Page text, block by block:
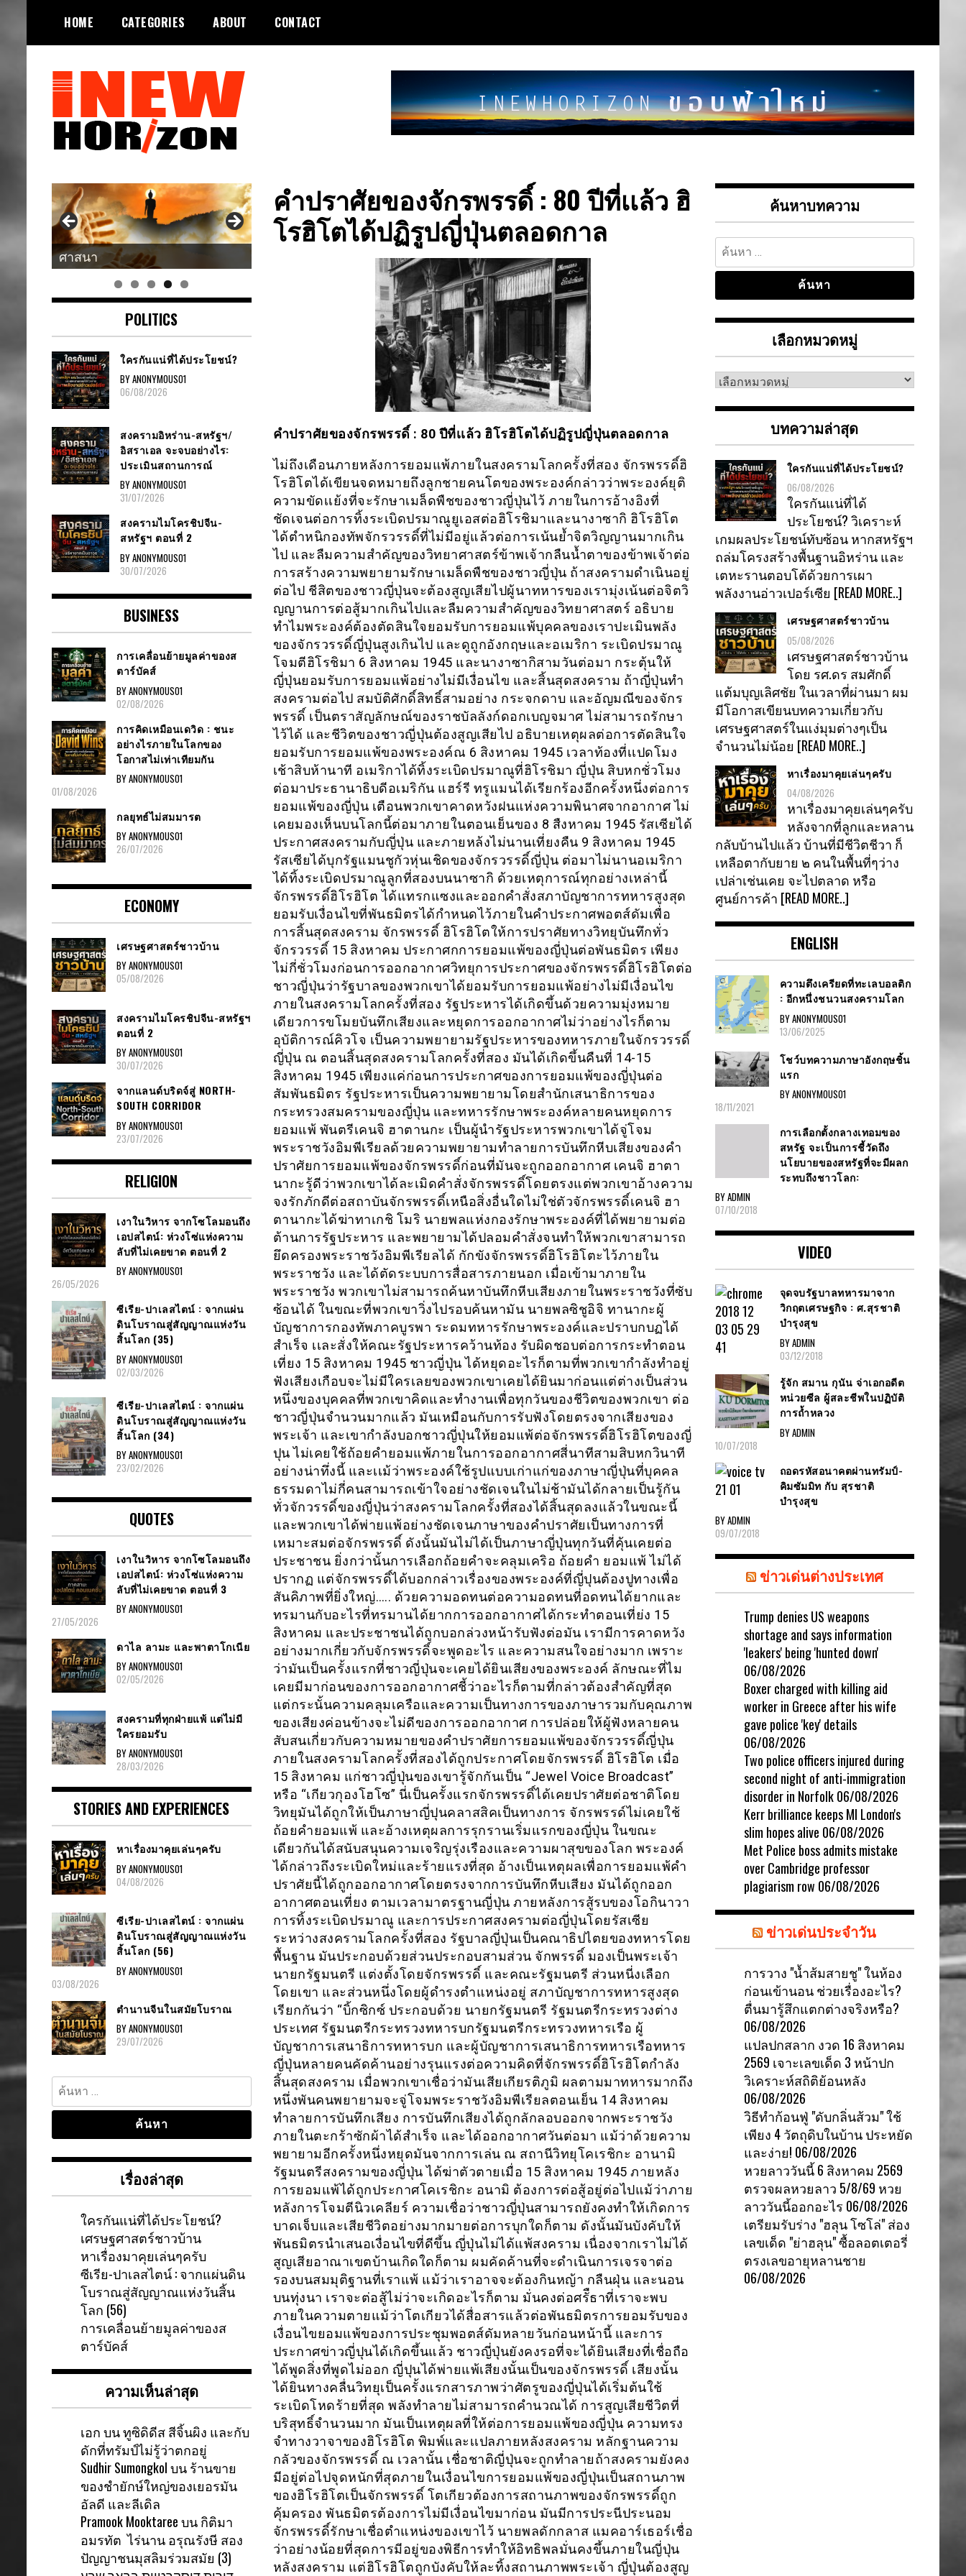
content
HOME CATEGORIES ABOUT CONTACT
INEWHORIZON
คำปราศัยของจักรพรรดิ์ : 80 ปีที่เเล้ว ฮิ
โรฮิโตได้ปฏิรูปญี่ปุ่นตลอดกาล
คำปราศัยของจักรพรรดิ์ : 80 ปีที่เเล้ว ฮิโรฮิโตได้ปฏิรูปญี่ปุ่นตลอดกาล
ไม่ถึงเดือนภายหลังการยอมแพ้ภายในสงครามโลกครั้งที่สอง จักรพรรดิ์ฮิ
โรฮิโตได้เขียนจดหมายถึงลูกชายคนโตของพระองค์กล่าวว่าพระองค์ยุติ
ความขัดเเย้งที่จะรักษาเมล็ดพืชของชาวญี่ปุ่นไว้ ภายในการอ้างอิงที่
ชัดเจนต่อการทิ้งระเบิดปรมาณูยูเอสต่อฮิโรชิมาและนางาซากิ ฮิโรฮิโต
ได้ตำหนิกองทัพจักรวรรดิ์ที่ไม่มีอยู่แล้วต่อการเน้นย้ำจิตวิญญานมากเกิน
ไป และลืมความสำคัญของวิทยาศาสตร์ข้าพเจ้ากลืนน้ำตาของข้าพเจ้าต่อ
การสร้างความพยายามรักษาเมล็ดพืชของชาวญี่ปุ่น ถ้าสงครามดำเนินอยู่
ต่อไป ชีสิตของชาวญี่ปุ่นจะต้องสูญเสียไปผู้นาทหารของเรามุ่งเน้นต่อจิตวิ
ญญานการต่อสู้มากเกินไปเเละลืมความสำคัญของวิทยาศาสตร์ อธิบาย
ทำไมพระองค์ต้องตัดสินใจยอมรับการยอมแพ้บุคคลของเราปะเมินพลัง
ของจักรวรรดิ์ญี่ปุ่นสูงเกินไป และดูถูกอังกฤษและอเมริกา ระเบิดปรมาณู
โจมตีฮิโรชิมา 6 สิงหาคม 1945 และนางาซากิสามวันต่อมา กระตุ้นให้
ญี่ปุ่นยอมรับการยอมแพ้อย่างไม่มีเงื่อนไข และสิ้นสุดสงคราม ถ้าญี่ปุ่นทำ
สงครามต่อไป สมบัติศักดิ์สิทธิ์สามอย่าง กระจกดาบ และอัญมณีของจักร
พรรดิ์ เป็นตราสัญลักษณ์ของราชบัลลังก์ดอกเบญจมาศ ไม่สามารถรักษา
ไว้ได้ และชีวิตของชาวญี่ปุ่นต้องสูญเสียไป อธิบายเหตุผลต่อการตัดสินใจ
ยอมรับการยอมแพ้ของพระองค์ณ 6 สิงหาคม 1945 เวลาท้องที่เเปดโมง
เช้าสิบห้านาที อเมริกาได้ทิ้งระเบิดปรมาณูที่ฮิโรชิมา ญี่ปุ่น สิบหกชั่วโมง
ต่อมาประธานาธิบดีอเมริกัน แฮร์รี ทรูแมนได้เรียกร้องอีกครั้งหนึ่งต่อการ
ยอมแพ้ของญี่ปุ่น เตือนพวกเขาคาดหวังฝนแห่งความพินาศจากอากาศ ไม่
เคยมองเห็นบนโลกนี้ต่อมาภายในตอนเย็นของ 8 สืงหาคม 1945 รัสเซียได้
ประกาศสงครามกับญี่ปุ่น และภายหล้งไม่นานเที่ยงคืน 9 สิงหาคม 1945
รัสเซียได้บุกรัฐแมนชูกัวหุ่นเชิดของจักรวรรดิ์ญี่ปุ่น ต่อมาไม่นานอเมริกา
ได้ทิ้งระเบิดปรมาณูลูกที่สองบนนาซากิ ด้วยเหตุการณ์ทุกอย่างเหล่านี้
จักรพรรดิ์ฮิโรฮิโต ได้แทรกแซงและออกคำสั่งสภาบัญชาการทหารสูงสุด
ยอมรับเงื่อนไขที่พันธมิตรได้กำหนดไว้ภายในคำประกาศพอตส์ดัมเพื่อ
การสิ้นสุดสงคราม จักรพรรดิ์ ฮิโรฮิโตให้การปราศัยทางวิทยุบันทึกทั่ว
จักรวรรดิ์ 15 สิงหาคม ประกาศกการยอมแพ้ของญี่ปุ่นต่อพันธมิตร เพียง
ไม่กี่ชั่วโมงก่อนการออกอากาศวิทยุการประกาศของจักรพรรดิ์ฮิโรฮิโตต่อ
ชาวญี่ปุ่นว่ารัฐบาลของพวกเขาได้ยอมรับการยอมแพ้อย่างไม่มีเงื่อนไข
ภายในสงครามโลกครั้งที่สอง รัฐประหารได้เกิดขึ้นด้วยความมุ่งหมาย
เดียวการขโมยบันทึกเสียงและหยุดการออกอากาศไม่ว่าอย่างไรก็ตาม
อุบัติการณ์คิวโจ เป็นความพยายามรัฐประหารของทหารภายในจักรวรรดิ์
ญี่ปุ่น ณ ตอนสิ้นสุดสงครามโลกครั้งที่สอง มันได้เกิดขึ้นคืนที่ 14-15
สิงหาคม 1945 เพียงแค่ก่อนการประกาศของการยอมแพ้ของญี่ปุ่นต่อ
สัมพันธมิตร รัฐประหารเป็นความพยายามโดยสำนักเสนาธิการของ
กระทรวงสมครามของญี่ปุ่น และทหารรักษาพระองค์หลายคนหยุดการ
ยอมแพ้ พันตรีเคนจิ ฮาตานกะ เป็นผู้นำรัฐประหารพวกเขาได้จู่โจม
พระราชวังอิมพีเรียลด้วยความพยายามทำลายการบันทึกหีบเสียงของคำ
ปราศัยการยอมแพ้ของจักรพรรดิ์ก่อนที่มันจะถูกออกอากาศ เคนจิ ฮาตา
นากะรู้ดีว่าพวกเขาได้ละเมิดคำสั่งจักรพรรดิ์โดยตรงแต่พวกเขาอ้างความ
จงรักภักดีต่อสถาบันจักรพรรดิ์เหนือสิ่งอื่นใดไม่ใช่ตัวจักรพรรดิ์เคนจิ ฮา
ตานากะได้ฆ่าทาเกชิ โมริ นายพลแห่งกองรักษาพระองค์ที่ได้พยายามต่อ
ต้านการรัฐประหาร และพยายามได้ปลอมคำสั่งจนทำให้พวกเขาสามารถ
ยึดครองพระราชวังอิมพีเรียลได้ กักขังจักรพรรดิ์ฮิโรฮิโตะไว้ภายใน
พระราชวัง และได้ตัดระบบการสื่อสารภายนอก เมื่อเข้ามาภายใน
พระราชวัง พวกเขาไม่สามารถค้นหาบันทึกหีบเสียงภายในพระราชวังที่ซับ
ซ้อนได้ ในขณะที่พวกเขาวิ่งไปรอบค้นหามัน นายพลซิชูอิจิ ทานากะผู้
บัญชาการกองทัพภาคบูรพา ระดมทหารรักษาพระองค์และปราบกบฏได้
สำเร็จ เเละสั่งให้คณะรัฐประหารคว้านท้อง รับผิดชอบต่อการกระทำตอน
เที่ยง 15 สิงหาคม 1945 ชาวญี่ปุ่น ได้หยุดอะไรก็ตามที่พวกเขากำลังทำอยู่
ฟังเสียงเกือบจะไม่มีใครเลยของพวกเขาเคยได้ยินมาก่อนแต่ต่างเป็นส่วน
หนึ่งของบุคคลที่พวกเขาคิดและทำงานเพื่อทุกวันของชีวิตของพวกเขา ต่อ
ชาวญี่ปุ่นจำนวนมากแล้ว มันเหมือนกับการรับฟังโดยตรงจากเสียงของ
พระเจ้า และเขากำลังบอกชาวญี่ปุ่นให้ยอมแพ้ต่อจักรพรรดิ์ฮิโรฮิโตของญี่
ปุน ไม่เคยใช้ถ้อยคำยอมแพ้ภายในการออกอากาศสี่นาทีสามสิบหกวินาที
อย่างน่าทึ่งนี้ และเเม้ว่าพระองค์ใช้รูปแบบเก่าแก่ของภาษาญี่ปุ่นที่บุคคล
ธรรมดาไม่กี่คนสามารถเข้าใจอย่างชัดเจนในไม่ช้ามันได้กลายเป็นรู้กัน
ทั่วจักวรรดิ์ของญี่ปุ่นว่าสงครามโลกครั้งที่สองได้สิ้นสุดลงแล้วในขณะนี้
และพวกเขาได้พ่ายแพ้อย่างชัดเจนภาษาของคำปราศัยเป็นทางการที่
เหมาะสมต่อจักรพรรดิ์ ดังนั้นมันไม่ได้เป็นภาษาญี่ปุ่นทุกวันที่คุ้นเคยต่อ
ประชาชน ยิ่งกว่านั้นการเลือกถ้อยคำจะคลุมเคริอ ถ้อยคำ ยอมแพ้ ไม่ได้
ปรากฏ แต่จักรพรรดิ์ได้บอกกล่าวเรื่องของพระองค์ที่ญี่ปุนต้องปูทางเพื่อ
สันคิภาพที่ยิ่งใหญ่….. ด้วยความอดทนต่อความอดทนที่อดทนได้ยากและ
ทรมานกับอะไรที่ทรมานได้ยากการออกอากาศได้กระทำตอนเที่ย่ง 15
สิงหาคม และประชาชนได้ถูกบอกล่วงหน้ารับฟังต่อมัน เรามีการคาดหวัง
อย่างมากเกี่ยวกับจักรพรรดิ์จะพูดอะไร และความสนใจอย่างมาก เพราะ
ว่ามันเป็นครั้งแรกที่ชาวญี่ปุ่นจะเคยได้ยินเสียงของพระองค์ ลักษณะที่ไม
เคยมีมาก่อนของการออกอากาศชี้ว่าอะไรก็ตามที่กล่าวต้องสำคัญที่สุด
แต่กระนั้นความคลุมเครือและความเป็นทางการของภาษารวมกับคุณภาพ
ของเสียงค่อนข้างจะไม่ดีของการออกอากาศ การปล่อยให้ผู้ฟังหลายคน
สับสนเกี่ยวกับความหมายของคำปราศัยการยอมแพ้ของจักรวรรดิ์ญี่ปุ่น
ภายในสงครามโลกครั้งที่สองได้ถูกประกาศโดยจักรพรรดิ์ ฮิโรฮิโต เมื่อ
15 สิงหาคม แก่ชาวญี่ปุ่นของเขารู้จักกันเป็น “Jewel Voice Broadcast”
หรือ “เกียวกุองโฮโซ” นี่เป็นครั้งแรกจักรพรรดิ์ได้เคยปราศัยต่อชาติโดย
วิทยุมันได้ถูกให้เป็นภาษาญี่ปุนคลาสสิคเป็นทางการ จักรพรรด์ไม่เคยใช้
ถ้อยคำยอมแพ้ และอ้างเหตุผลการรุกรานเริ่มแรกของญี่ปุ่น ในขณะ
เดียวกันได้สนับสนุนความเจริญรุ่งเรืองและความผาสุขของโลก พระองค์
ได้กล่าวถึงระเบิดใหม่และร้ายแรงที่สุด อ้างเป็นเหตุผลเพื่อการยอมแพ้คำ
ปราศัยนี้ได้ถูกออกอากาศโดยตรงจากการบันทึกหีบเสียง มันได้ถูกออก
อากาศตอนเที่ยง ตามเวลามาตรฐานญี่ปุ่น ภายหลังการสู้รบของโอกินาวา
การทิ้งระเบิดปรมาณู และการประกาศสงครามต่อญี่ปุ่นโดยรัสเซีย
ระหว่างสงครามโลกครั้งที่สอง รัฐบาลญี่ปุ่นเป็นคณาธิปไตยของทหารโดย
พื้นฐาน มันประกอบด้วยส่วนประกอบสามส่วน จักพรรดิ์ มองเป็นพระเจ้า
นายกรัฐมนตรี แต่งตั้งโดยจักรพรรดิ์ และคณะรัฐมนตรี ส่วนหนี่งเลือก
โดยเขา และส่วนหนึ่งโดยผู้ดำรงตำแหน่งอยู่ สภาบัญชาการทหารสูงสุด
เรียกกันว่า “บิ้กซิกซ์ ประกอบด้วย นายกรัฐมนตรี รัฐมนตรีกระทรวงต่าง
ประเทศ รัฐมนตรีกระทรวงทหารบกรัฐมนตรีกระทรวงทหารเรือ ผู้
บัญชาการเสนาธิการทหารบก และผู้บัญชาการเสนาธิการทหารเรือทหาร
ญี่ปุ่นหลายคนคัดค้านอย่างรุนแรงต่อความคิดที่จักรพรรดิ์ฮิโรฮิโตกำลัง
สิ้นสุดสงคราม เมื่อพวกเขาเชื่อว่ามันเสียเกียรติภูมิ ผลตามมาทหารมากถึง
หนึ่งพันคนพยายามจะจู่โจมพระราชวังอิมพีเรียลตอนเย็น 14 สิงหาคม
ทำลายการบันทึกเสียง การบันทึกเสียงได้ถูกลักลอบออกจากพระราชวัง
ภายในตะกร้าซักผ้าได้สำเร็จ และได้ออกอากาศวันต่อมา แม้ว่าด้วยความ
พยายามอีกครั้งหนึ่งหยุดมันจากการเล่น ณ สถานีวิทยุโคเรชิกะ อานามิ
รัฐมนตรีสงครามของญี่ปุ่น ได้ฆ่าตัวตายเมื่อ 15 สิงหาคม 1945 ภายหลัง
การยอมแพ้ได้ถูกประกาศโคเรชิกะ อนามิ ต้องการต่อสู้อยู่ต่อไปแม้ว่าภาย
หลังการโจมตีนิวเคลียร์ ความเชื่อว่าชาวญี่ปุ่นสามารถยังคงทำให้เกิดการ
บาดเจ็บและเสียชีวิตอย่างมากมายต่อการบุกใดก็ตาม ดังนั้นมันบังคับให้
พันธมิตรนำเสนอเงื่อนไขที่ดีขึ้น ญี่ปุ่นไม่ได้แพ้สงคราม เนื่องจากเราไม่ได้
สูญเสียอาณาเขตบ้านเกิดใดก็ตาม ผมคัดค้านที่จะดำเนินการเจรจาต่อ
รองบนสมมุติฐานที่เราแพ้ แม้ว่าเราอาจจะต้องกินหญ้า กลืนฝุ่น และนอน
บนทุ่งนา เราจะต่อสู้ไม่ว่าจะเกิดอะไรก็ตาม มั่นคงต่อศรัืธาที่เราจะพบ
ภายในความตายแม้ว่าโตเกียวได้สื่อสารแล้วต่อพันธมิตรการยอมรับของ
เงื่อนไขยอมแพ้ของการประชุมพอตส์ดัมหลายวันก่อนหน้านี้ และการ
ประกาศข่าวญี่ปุนได้เกิดขึ้นแล้ว ชาวญี่ปุ่นยังคงรอที่จะได้ยินเสียงที่เชื่อถือ
ได้พูดสิ่งที่พูดไม่ออก ญี่ปุนได้พ่ายแพ้เสียงนั้นเป็นของจักรพรรดิ์ เสียงนั้น
ได้ยินทางคลื่นวิทยุเป็นครั้งแรกสารภาพว่าศัตรูของญี่ปุ่นได้เริ่มต้นใช้
ระเบิดโหดร้ายที่สุด พลังทำลายไม่สามารถคำนวณได้ การสูญเสียชีวิตที่
บริสุทธิ์จำนวนมาก มันเป็นเหตุผลที่ให้ต่อการยอมแพ้ของญี่ปุ่น ความทรง
จำทางวาจาของฮิโรฮิโต พิมพ์และเเปลภายหลังสงคราม หลักฐานความ
กลัวของจักรพรรดิ์ ณ เวลานั้น เชื่อชาติญี่ปุ่นจะถูกทำลายถ้าสงครามยังคง
มีอยู่ต่อไปจุดหนักที่สุดภายในเงื่อนไขการยอมแพ้ของญี่ปุ่นเป็นสถานภาพ
ของฮิโรฮิโตเป็นจักรพรรดิ์ โตเกียวต้องการสถานภาพของจักรพรรดิ์ถูก
คุ้มครอง พันธมิตรต้องการไม่มีเงื่อนไขมาก่อน มันมีการประนีประนอม
จักรพรรดิ์รักษาเชื่อตำแหน่งของเขาไว้ นายพลดักกลาส แมคอาร์เธอร์เชื่อ
ว่าอย่างน้อยที่สุดการมีอยู่ของพิธีการทำให้อิทธิพลมั่นคงขึ้นภายในญี่ปุ่น
หลังสงคราม แต่ฮิโรฮิโตถูกบังคับให้ละทิ้งสถานภาพพระเจ้า ญี่ปุ่นต้องสูญ
ศาสนา
POLITICS
ใครกันแน่ที่ได้ประโยชน์?
BY ANONYMOUS01
06/08/2026
สงครามอิหร่าน-สหรัฐฯ/
อิสราเอล จะจบอย่างไร:
ประเมินสถานการณ์
BY ANONYMOUS01
31/07/2026
สงครามไมโครชิปจีน-
สหรัฐฯ ตอนที่ 2
BY ANONYMOUS01
30/07/2026
BUSINESS
การเคลื่อนย้ายมูลค่าของส
ตาร์บัคส์
BY ANONYMOUS01
02/08/2026
การคิดเหมือนเดวิด : ชนะ
อย่างไรภายในโลกของ
โอกาสไม่เท่าเทียมกัน
BY ANONYMOUS01
01/08/2026
กลยุทธ์ไม่สมมารต
BY ANONYMOUS01
26/07/2026
ECONOMY
เศรษฐศาสตร์ชาวบ้าน
BY ANONYMOUS01
05/08/2026
สงครามไมโครชิปจีน-สหรัฐฯ
ตอนที่ 2
BY ANONYMOUS01
30/07/2026
จากแลนด์บริดจ์สู่ NORTH-
SOUTH CORRIDOR
BY ANONYMOUS01
23/07/2026
RELIGION
เงาในวิหาร จากโซโลมอนถึง
เอปสไตน์: ห่วงโซ่แห่งความ
ลับที่ไม่เคยขาด ตอนที่ 2
BY ANONYMOUS01
26/05/2026
ซีเรีย​-ปาเลสไตน์​ : จากแผ่น
ดินโบราณสู่สัญญาณ​แห่งวัน
สิ้นโลก​ (35)
BY ANONYMOUS01
02/03/2026
ซีเรีย​-ปาเลสไตน์​ : จากแผ่น
ดินโบราณสู่สัญญาณ​แห่งวัน
สิ้นโลก​ (34)
BY ANONYMOUS01
23/02/2026
QUOTES
เงาในวิหาร จากโซโลมอนถึง
เอปสไตน์: ห่วงโซ่แห่งความ
ลับที่ไม่เคยขาด ตอนที่ 3
BY ANONYMOUS01
27/05/2026
ดาไล ลามะ และพาตาโกเนีย
BY ANONYMOUS01
02/05/2026
สงครามที่ทุกฝ่ายแพ้ แต่ไม่มี
ใครยอมรับ
BY ANONYMOUS01
28/03/2026
STORIES AND EXPERIENCES
หาเรื่องมาคุยเล่นๆครับ
BY ANONYMOUS01
04/08/2026
ซีเรีย-ปาเลสไตน์ : จากแผ่น
ดินโบราณสู่สัญญาณแห่งวัน
สิ้นโลก (56)
BY ANONYMOUS01
03/08/2026
ตำนานจีนในสมัยโบราณ
BY ANONYMOUS01
29/07/2026
ค้นหา
สำหรับ:
เรื่องล่าสุด
ใครกันแน่ที่ได้ประโยชน์?
เศรษฐศาสตร์ชาวบ้าน
หาเรื่องมาคุยเล่นๆครับ
ซีเรีย-ปาเลสไตน์ : จากแผ่นดิน
โบราณสู่สัญญาณแห่งวันสิ้น
โลก (56)
การเคลื่อนย้ายมูลค่าของส
ตาร์บัคส์
ความเห็นล่าสุด
เอกบนทูซิดิดีส สีจิ้นผิง และกับ
ดักที่ทรัมป์ไม่รู้ว่าตกอยู่
Sudhir Sumongkolบนร้านขาย
ของชำยักษ์ใหญ่ของเยอรมัน
อัลดี และลีเดิล
Pramook Mooktareeบนกิติมา
อมรทัต ไร่นาน อรุณรังษี สอง
ปัญญาชนมุสลิมร่วมสมัย (3)
ค้นหาบทความ
ค้นหา
สำหรับ:
เลือกหมวดหมู่
เลือก
หมู่
บทความล่าสุด
ใครกันแน่ที่ได้ประโยชน์?
06/08/2026
ใครกันแน่ที่ได้
ประโยชน์? วิเคราะห์
เกมผลประโยชน์ทับซ้อน หากสหรัฐฯ
ถล่มโครงสร้างพื้นฐานอิหร่าน และ
เตหะรานตอบโต้ด้วยการเผา
พลังงานอ่าวเปอร์เซีย [READ MORE..]
เศรษฐศาสตร์ชาวบ้าน
05/08/2026
เศรษฐศาสตร์ชาวบ้าน
โดย รศ.ดร สมศักดิ์
แต้มบุญเลิศชัย ในเวลาที่ผ่านมา ผม
มีโอกาสเขียนบทความเกี่ยวกับ
เศรษฐศาสตร์ในแง่มุมต่างๆเป็น
จำนวนไม่น้อย [READ MORE..]
หาเรื่องมาคุยเล่นๆครับ
04/08/2026
หาเรื่องมาคุยเล่นๆครับ
หลังจากที่ลูกและหลาน
กลับบ้านไปแล้ว บ้านที่มีชีวิตชีวา ก็
เหลือตากับยาย ๒ คนในพื้นที่ๆว่าง
เปล่าเช่นเคย จะไปตลาด หรือ
ศูนย์การค้า [READ MORE..]
ENGLISH
ความตึงเครียดที่ทะเลบอลติก
: อีกหนึ่งชนวนสงครามโลก
BY ANONYMOUS01
13/06/2025
โชว์บทความภาษาอังกฤษชิ้น
แรก
BY ANONYMOUS01
18/11/2021
การเลือกตั้งกลางเทอมของ
สหรัฐ จะเป็นการชี้วัดถึง
นโยบายของสหรัฐที่จะมีผลก
ระทบถึงชาวโลก:
BY ADMIN
07/10/2018
VIDEO
จุดจบรัฐบาลทหารมาจาก
วิกฤตเศรษฐกิจ : ศ.สุรชาติ
บำรุงสุข
BY ADMIN
03/12/2018
รู้จัก สมาน กุนัน จ่าเอกอดีต
หน่วยซีล ผู้สละชีพในปฏิบัติ
การถ้ำหลวง
BY ADMIN
10/07/2018
ถอดรหัสอนาคตผ่านทรัมป์-
คิมซัมมิท กับ สุรชาติ
บำรุงสุข
BY ADMIN
09/07/2018
ข่าวเด่นต่างประเทศ
Trump denies US weapons
shortage and says information
'leakers' being 'hunted down'
06/08/2026
Boxer charged with killing aid
worker in Greece after his wife
gave police 'key' details
06/08/2026
Two police officers injured during
second night of anti-immigration
disorder in Norfolk 06/08/2026
Kerr brilliance keeps MI London's
slim hopes alive 06/08/2026
Met Police boss admits mistake
over Cambridge professor
plagiarism row 06/08/2026
ข่าวเด่นประจำวัน
การวาง "น้ำส้มสายชู" ในห้อง
ก่อนเข้านอน ช่วยเรื่องอะไร?
ตื่นมารู้สึกแตกต่างจริงหรือ?
06/08/2026
แปลปกสลาก งวด 16 สิงหาคม
2569 เจาะเลขเด็ด 3 หน้าปก
วิเคราะห์สถิติย้อนหลัง
06/08/2026
วิธีทำก้อนฟู่ "ดับกลิ่นส้วม" ใช้
เพียง 4 วัตถุดิบในบ้าน ประหยัด
และง่าย! 06/08/2026
หวยลาววันนี้ 6 สิงหาคม 2569
ตรวจผลหวยลาว 5/8/69 หวย
ลาววันนี้ออกอะไร 06/08/2026
เตรียมรับร่าง "ฮลุน โซโล่" ส่อง
เลขเด็ด "ย่าฮลุน" ซื้อลอตเตอรี่
ตรงเลขอายุหลานชาย
06/08/2026